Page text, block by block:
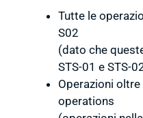
Tutte le
S02
(dato che
STS-01 e STS-
Operazioni
operations